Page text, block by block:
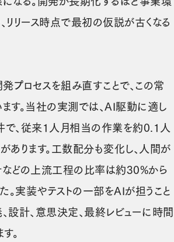
リリース時点で最初の仮説が古くなる
プロセスを組み直すことで、この常
す。当社の実測では、AI駆動に適し
で、従来1人月相当の作業を約0.1人
あります。工数配分も変化し、人間が
などの上流工程の比率は約30%から
。実装やテストの一部をAIが担うこと
設計、意思決定、最終レビューに時間
。